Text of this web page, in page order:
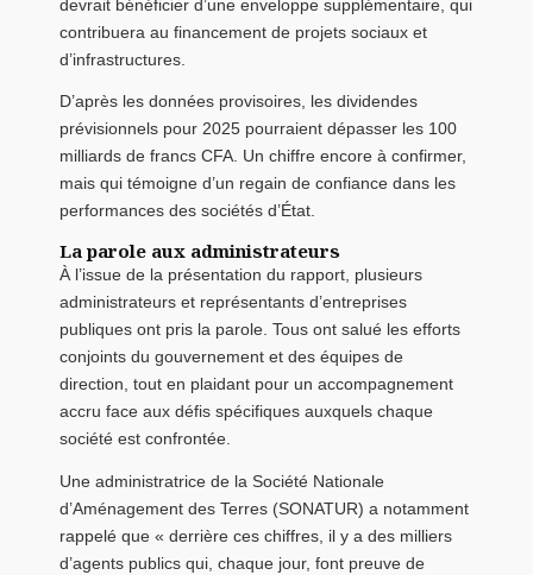
devrait bénéficier d’une enveloppe supplémentaire, qui
contribuera au financement de projets sociaux et
d’infrastructures.
D’après les données provisoires, les dividendes
prévisionnels pour 2025 pourraient dépasser les 100
milliards de francs CFA. Un chiffre encore à confirmer,
mais qui témoigne d’un regain de confiance dans les
performances des sociétés d’État.
La parole aux administrateurs
À l’issue de la présentation du rapport, plusieurs
administrateurs et représentants d’entreprises
publiques ont pris la parole. Tous ont salué les efforts
conjoints du gouvernement et des équipes de
direction, tout en plaidant pour un accompagnement
accru face aux défis spécifiques auxquels chaque
société est confrontée.
Une administratrice de la Société Nationale
d’Aménagement des Terres (SONATUR) a notamment
rappelé que « derrière ces chiffres, il y a des milliers
d’agents publics qui, chaque jour, font preuve de